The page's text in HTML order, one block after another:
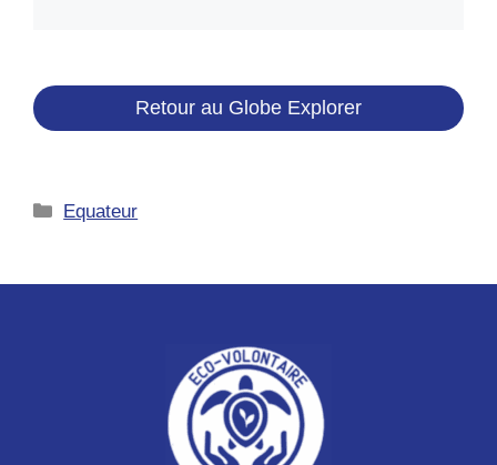
Retour au Globe Explorer
Catégories
Equateur